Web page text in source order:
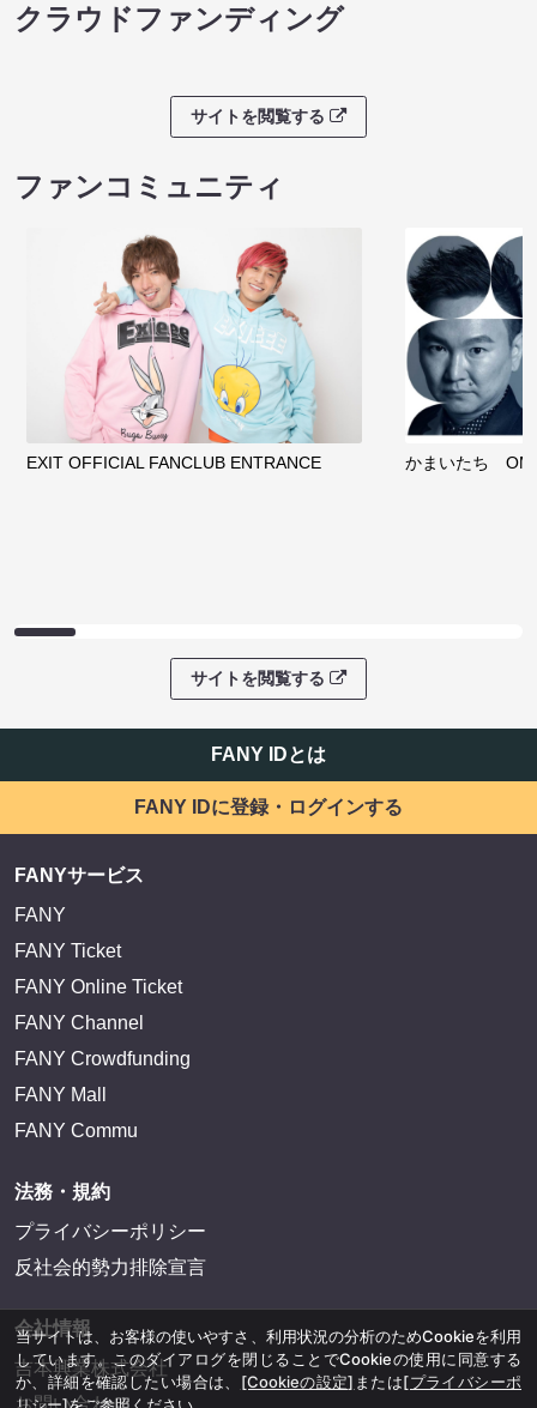
クラウドファンディング
サイトを閲覧する
ファンコミュニティ
EXIT OFFICIAL FANCLUB ENTRANCE かまいたち
サイトを閲覧する
FANY IDとは
FANY IDに登録・ログインする
FANYサービス
FANY
FANY Ticket
FANY Online Ticket
FANY Channel
FANY Crowdfunding
FANY Mall
FANY Commu
法務・規約
プライバシーポリシー
反社会的勢力排除宣言
会社情報
吉本興業株式会社
お問い合わせ
当サイトは、お客様の使いやすさ、利用状況の分析のためCookieを利用
しています。このダイアログを閉じることでCookieの使用に同意する
か、詳細を確認したい場合は、 [Cookieの設定] または[プライバシーポ